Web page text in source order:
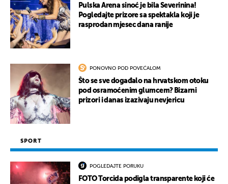
Pulska Arena sinoć je bila Severinina!
Pogledajte prizore sa spektakla koji je
rasprodan mjesec dana ranije
PONOVNO POD POVEĆALOM
Što se sve događalo na hrvatskom otoku
pod osramoćenim glumcem? Bizarni
prizori i danas izazivaju nevjericu
SPORT
POGLEDAJTE PORUKU
FOTO Torcida podigla transparente koji će